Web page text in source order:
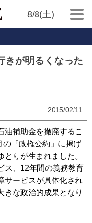
8/8(土)
きが明るくなった
2015/02/11
補助金を撤廃するこ
の「政権公約」に掲げ
りが生まれました。
ス、12年間の義務教育
サービスが具体化され
きな政治的成果となり